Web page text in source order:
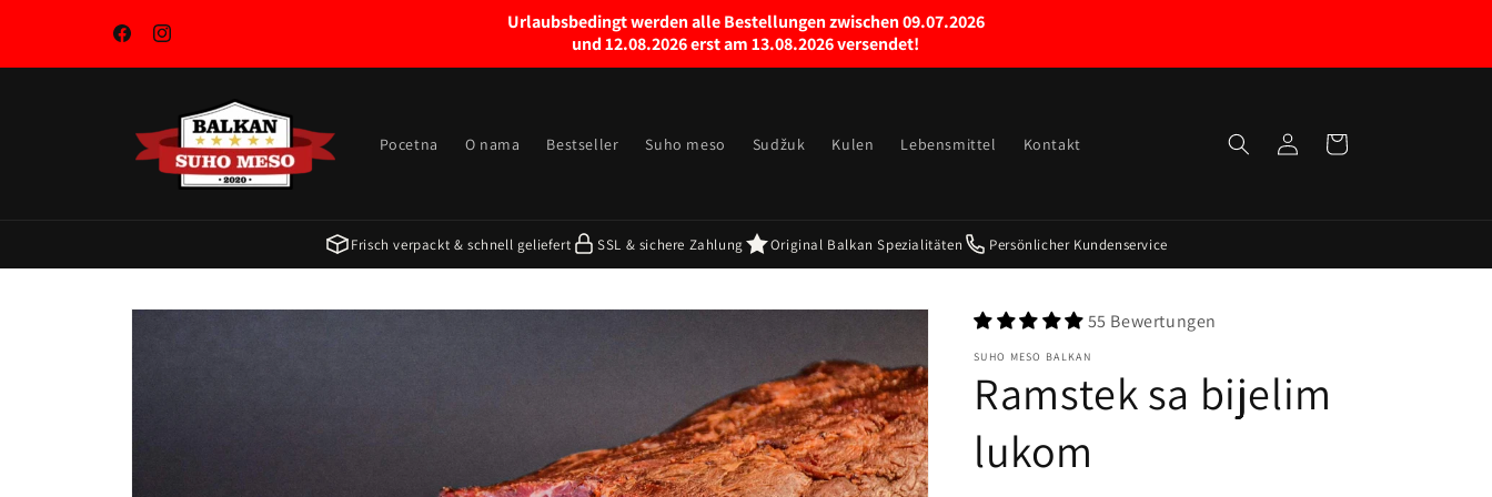
FacebookInstagram
Urlaubsbedingt werden alle Bestellungen zwischen 09.07.2026
und 12.08.2026 erst am 13.08.2026 versendet!
Pocetna O nama Bestseller Suho meso Sudžuk Kulen Lebensmittel Kontakt
kupovinu
Frisch verpackt & schnell geliefert SSL & sichere Zahlung Original Balkan Spezialitäten Persönlicher Kundenservice
Zu
55 Bewertungen
SUHO MESO BALKAN
Ramstek sa bijelim
lukom